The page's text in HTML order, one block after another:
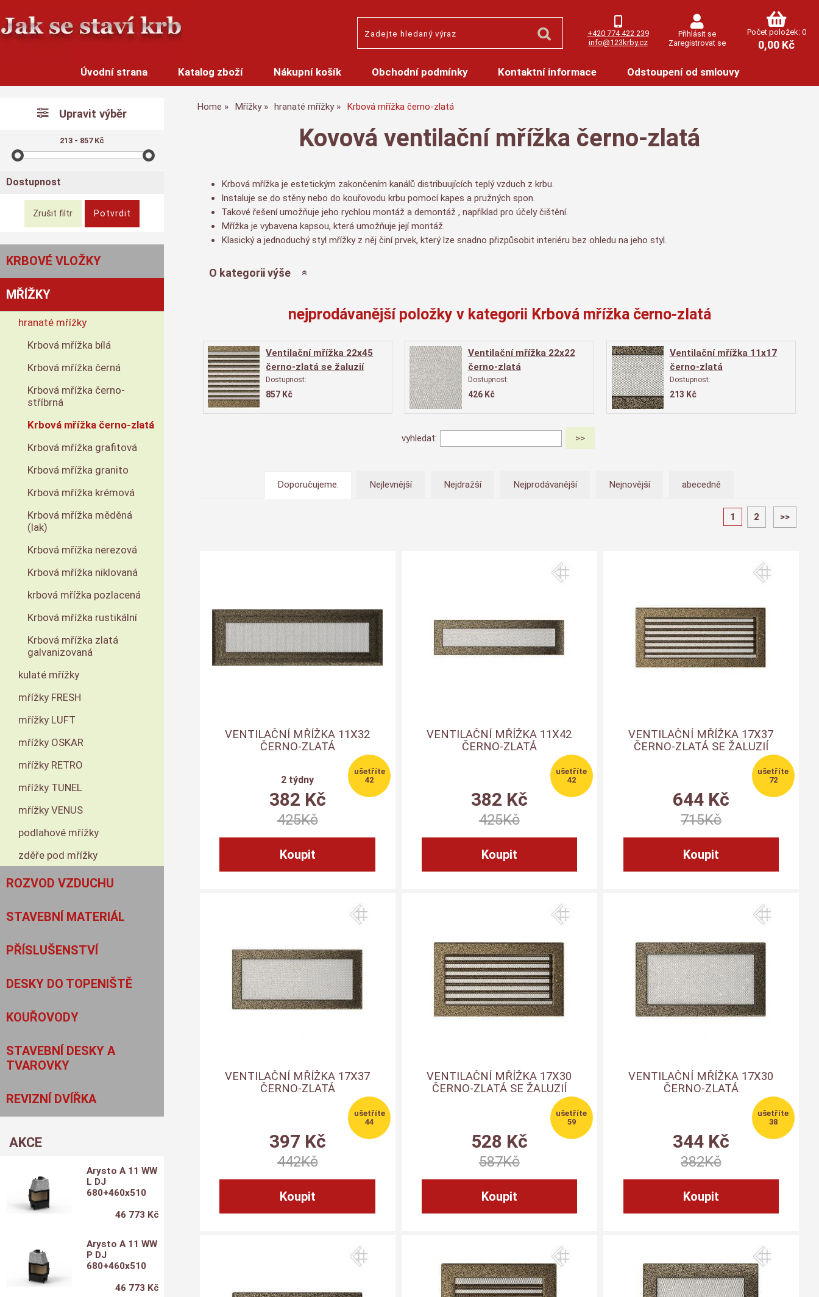
+420 774 422 239
info@123krby.cz
Přihlásit se
Zaregistrovat se
Počet položek: 0
0,00 Kč
Úvodní strana Katalog zboží Nákupní košík Obchodní podmínky Kontaktní informace Odstoupení od smlouvy
Home Mřížky hranaté mřížky Krbová mřížka černo-zlatá
Kovová ventilační mřížka černo-zlatá
Krbová mřížka je estetickým zakončením kanálů distribuujících teplý vzduch z krbu.
Instaluje se do stěny nebo do kouřovodu krbu pomocí kapes a pružných spon.
Takové řešení umožňuje jeho rychlou montáž a demontáž , například pro účely čištění.
Mřížka je vybavena kapsou, která umožňuje její montáž.
Klasický a jednoduchý styl mřížky z něj činí prvek, který lze snadno přizpůsobit interiéru bez ohledu na jeho styl.
O kategorii výše
nejprodávanější položky v kategorii Krbová mřížka černo-zlatá
Ventilační mřížka 22x45
černo-zlatá se žaluzií
Dostupnost:
857 Kč
Ventilační mřížka 22x22
černo-zlatá
Dostupnost:
426 Kč
Ventilační mřížka 11x17
černo-zlatá
Dostupnost:
213 Kč
vyhledat:
Doporučujeme. Nejlevnější Nejdražší Nejprodávanější Nejnovější abecedně
1 2 >>
VENTILAČNÍ MŘÍŽKA 11X32
ČERNO-ZLATÁ
2 týdny
382 Kč
42
425Kč
VENTILAČNÍ MŘÍŽKA 11X42
ČERNO-ZLATÁ
382 Kč
42
425Kč
VENTILAČNÍ MŘÍŽKA 17X37
ČERNO-ZLATÁ SE ŽALUZIÍ
644 Kč
72
715Kč
VENTILAČNÍ MŘÍŽKA 17X37
ČERNO-ZLATÁ
397 Kč
44
442Kč
VENTILAČNÍ MŘÍŽKA 17X30
ČERNO-ZLATÁ SE ŽALUZIÍ
528 Kč
59
587Kč
VENTILAČNÍ MŘÍŽKA 17X30
ČERNO-ZLATÁ
344 Kč
38
382Kč
Upravit výběr
213 - 857 Kč
Dostupnost
KRBOVÉ VLOŽKY
MŘÍŽKY
hranaté mřížky
Krbová mřížka bílá
Krbová mřížka černá
Krbová mřížka černo-
stříbrná
Krbová mřížka černo-zlatá
Krbová mřížka grafitová
Krbová mřížka granito
Krbová mřížka krémová
Krbová mřížka měděná
(lak)
Krbová mřížka nerezová
Krbová mřížka niklovaná
krbová mřížka pozlacená
Krbová mřížka rustikální
Krbová mřížka zlatá
galvanizovaná
kulaté mřížky
mřížky FRESH
mřížky LUFT
mřížky OSKAR
mřížky RETRO
mřížky TUNEL
mřížky VENUS
podlahové mřížky
zděře pod mřížky
ROZVOD VZDUCHU
STAVEBNÍ MATERIÁL
PŘÍSLUŠENSTVÍ
DESKY DO TOPENIŠTĚ
KOUŘOVODY
STAVEBNÍ DESKY A
TVAROVKY
REVIZNÍ DVÍŘKA
AKCE
Arysto A 11 WW
L DJ
680+460x510
46 773 Kč
Arysto A 11 WW
P DJ
680+460x510
46 773 Kč